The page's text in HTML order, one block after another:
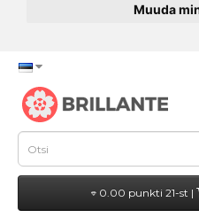
Muuda
0.00 punkti 21-st |